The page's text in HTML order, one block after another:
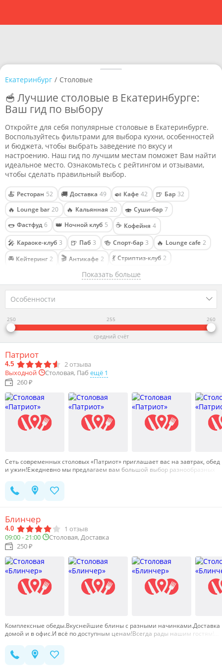
Екатеринбург / Столовые
🥣 Лучшие столовые в Екатеринбурге:
Ваш гид по выбору
Откройте для себя популярные столовые в Екатеринбурге.
Воспользуйтесь фильтрами для выбора кухни, особенностей
и бюджета, чтобы выбрать заведение по вкусу и
настроению. Наш гид по лучшим местам поможет Вам найти
идеальное место. Ознакомьтесь с рейтингом и отзывами,
чтобы сделать правильный выбор.
🍝 Ресторан 52 🚚 Доставка 49 🍛 Кафе 42 🍺 Бар 32
🔥 Lounge bar 20 🔥 Кальянная 20 🍣 Суши-бар 7
🌭 Фастфуд 6 👑 Ночной клуб 5 ☕ Кофейня 4
🎤 Караоке-клуб 3 🍺 Паб 3 🍻 Спорт-бар 3 🔥 Lounge cafe 2
🚘 Кейтеринг 2 🎬 Антикафе 2 💃 Стриптиз-клуб 2
Столовая 2 🥨 Пекарня
🍰 Кондитерская 1 🥧 Кулинария 1 🍔 Бургерная 1
Показать больше
Особенности
250 255 260
средний счёт
Патриот
4.5 2отзыва
Выходной
Столовая, Паб ещё 1
260 ₽
Сеть современных столовых «Патриот» приглашает вас на завтрак, обед
и ужин!Ежедневно мы предлагаем вам большой выбор разнообразных
производим вкусные и качественные блюда по знакомым с детства
рецептам. Исключительно натуральные и качественные ингредиенты и
посетителей и рады встрече с новыми!…
Блинчер
4.0 1 отзыв
09:00 - 21:00
Столовая, Доставка
250 ₽
Комплексные обеды.Вкуснейшие блины с разными начинками.Доставка
домой и в офис.И всё по доступным ценам!Всегда рады нашим гостям!…